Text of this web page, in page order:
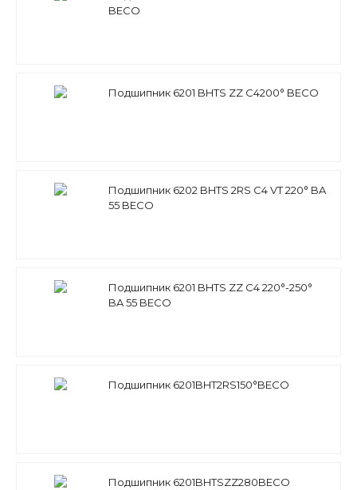
BECO
Подшипник 6201 BHTS ZZ C4200° BECO
Подшипник 6202 BHTS 2RS C4 VT 220° BA
55 BECO
Подшипник 6201 BHTS ZZ C4 220°-250°
BA 55 BECO
Подшипник 6201BHT2RS150°BECO
Подшипник 6201BHTSZZ280BECO